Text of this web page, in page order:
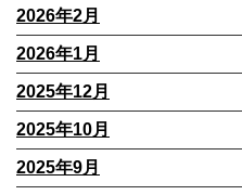
2026年2月
2026年1月
2025年12月
2025年10月
2025年9月